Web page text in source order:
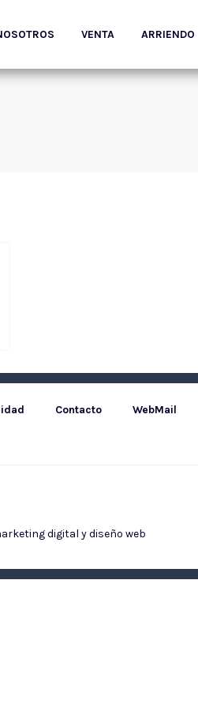
VENTA ARRIENDO
Contacto WebMail
digital ydiseño web